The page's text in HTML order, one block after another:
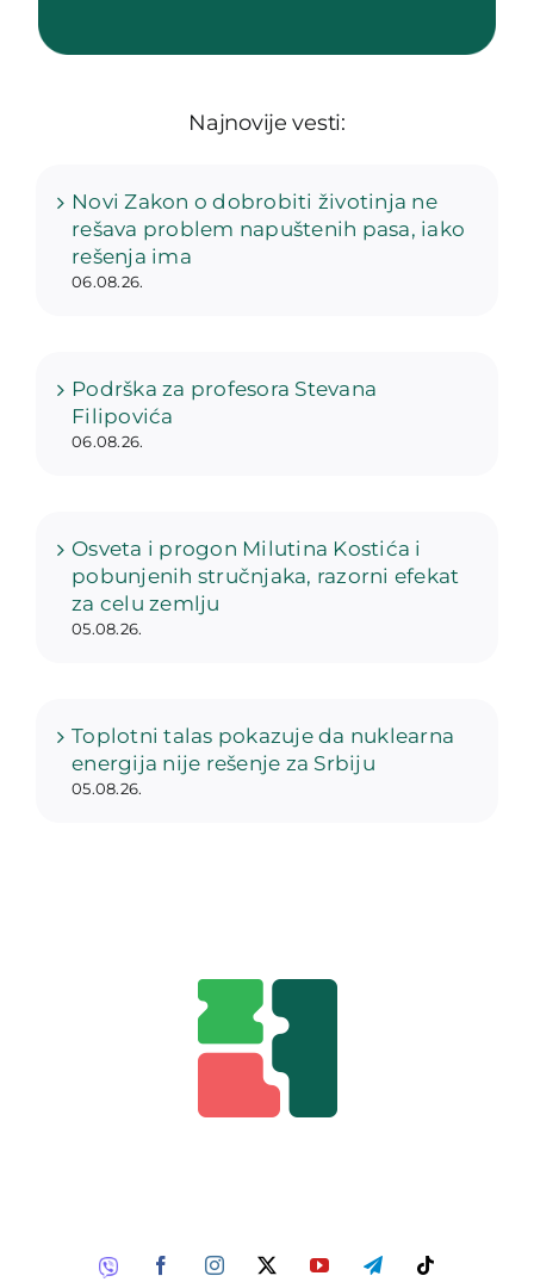
Najnovije vesti:
Novi Zakon o dobrobiti životinja ne
rešava problem napuštenih pasa, iako
rešenja ima
06.08.26.
Podrška za profesora Stevana
Filipovića
06.08.26.
Osveta i progon Milutina Kostića i
pobunjenih stručnjaka, razorni efekat
za celu zemlju
05.08.26.
Toplotni talas pokazuje da nuklearna
energija nije rešenje za Srbiju
05.08.26.